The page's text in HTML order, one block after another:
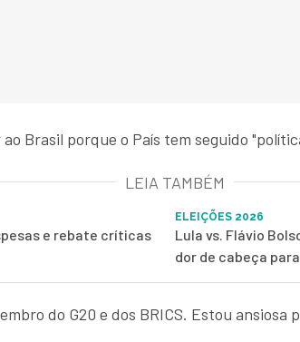
Brasil porque o País tem seguido
LEIA TAMBÉM
e rebate críticas
ELEIÇÕES 2026
Lula vs. Flávio
dor de cabeça
do G20 e dos BRICS. Estou